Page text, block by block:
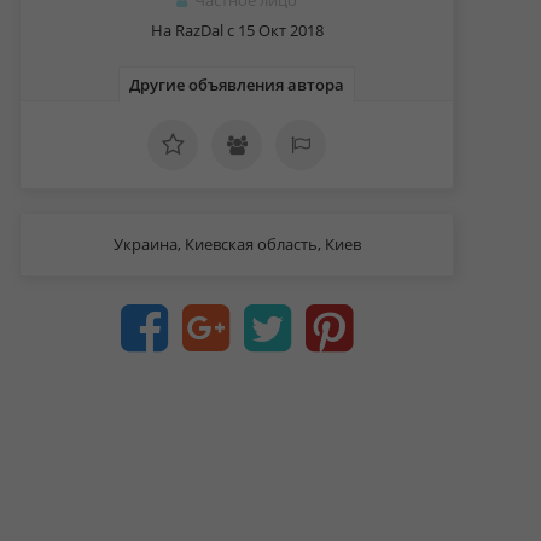
На RazDal c 15 Окт 2018
Другие объявления автора
Украина, Киевская область, Киев